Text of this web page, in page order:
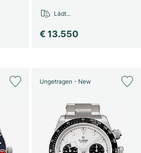
€ 13.550
Lädt...
Ungetragen - New